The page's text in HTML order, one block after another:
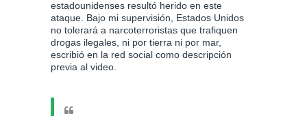
estadounidenses resultó herido en este
ataque. Bajo mi supervisión, Estados Unidos
no tolerará a narcoterroristas que trafiquen
drogas ilegales, ni por tierra ni por mar,
escribió en la red social como descripción
previa al video.